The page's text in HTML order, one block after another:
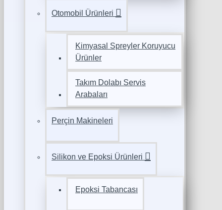
Otomobil Ürünleri
Kimyasal Spreyler Koruyucu
Ürünler
Takım Dolabı Servis
Arabaları
Perçin Makineleri
Silikon ve Epoksi Ürünleri
Epoksi Tabancası